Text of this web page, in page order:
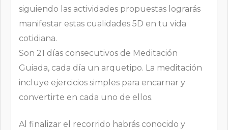
siguiendo las actividades propuestas lograrás
manifestar estas cualidades 5D en tu vida
cotidiana.
Son 21 días consecutivos de Meditación
Guiada, cada día un arquetipo. La meditación
incluye ejercicios simples para encarnar y
convertirte en cada uno de ellos.
Al finalizar el recorrido habrás conocido y